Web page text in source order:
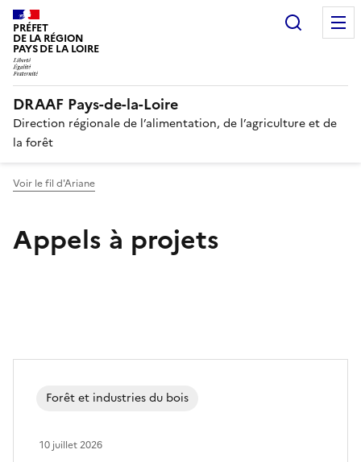
PRÉFET
DE LA RÉGION
PAYS DE LA LOIRE
DRAAF Pays-de-la-Loire
Direction régionale de l’alimentation, de l’agriculture et de
la forêt
Voir le fil d'Ariane
Appels à projets
Forêt et industries du bois
10 juillet 2026